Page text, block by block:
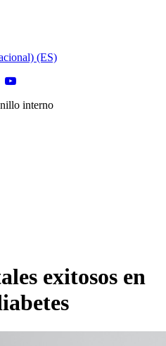
interno
exitosos en